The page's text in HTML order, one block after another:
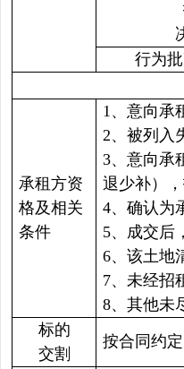
行为
承租方资
格及相关
条件
1、意向承
2、被列入
3、意向承
退少补）
4、确认为
5、成交后
6、该土地
7、未经招
8、其他未
标的
交割
按合同约